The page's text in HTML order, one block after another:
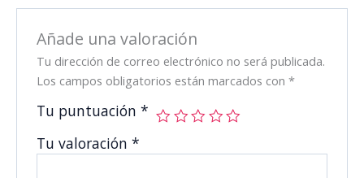
Añade una valoración
Tu dirección de correo electrónico no será publicada.
Los campos obligatorios están marcados con*
Tu puntuación*
Tu valoración*